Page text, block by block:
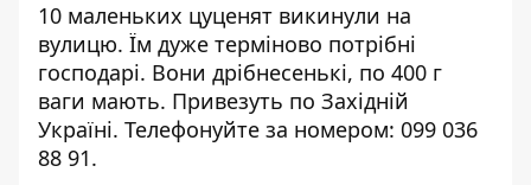
10 маленьких цуценят викинули на
вулицю. Їм дуже терміново потрібні
господарі. Вони дрібнесенькі, по 400 г
ваги мають. Привезуть по Західній
Україні. Телефонуйте за номером: 099 036
88 91.